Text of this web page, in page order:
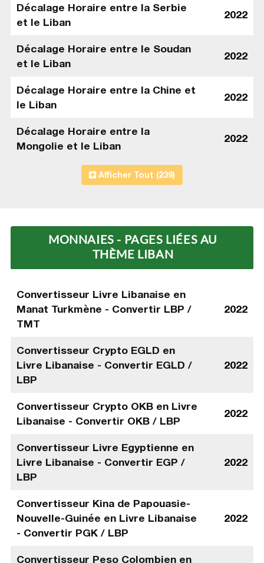
Décalage Horaire entre la Serbie
et le Liban
2022
Décalage Horaire entre le Soudan
et le Liban
2022
Décalage Horaire entre la Chine et
le Liban
2022
Décalage Horaire entre la
Mongolie et le Liban
2022
Afficher Tout (239)
MONNAIES - PAGES LIÉES AU
THÈME LIBAN
Convertisseur Livre Libanaise en
Manat Turkmène - Convertir LBP /
TMT
2022
Convertisseur Crypto EGLD en
Livre Libanaise - Convertir EGLD /
LBP
2022
Convertisseur Crypto OKB en Livre
Libanaise - Convertir OKB / LBP
2022
Convertisseur Livre Egyptienne en
Livre Libanaise - Convertir EGP /
LBP
2022
Convertisseur Kina de Papouasie-
Nouvelle-Guinée en Livre Libanaise
- Convertir PGK / LBP
2022
Convertisseur Peso Colombien en